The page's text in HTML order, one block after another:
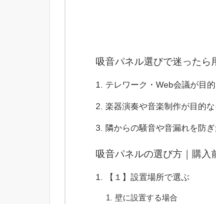
吸音パネル選びで迷ったら
テレワーク・Web会議が目
楽器演奏や音楽制作が目的な
隣からの騒音や音漏れを防
吸音パネルの選び方｜購入
【１】設置場所で選ぶ
壁に設置する場合